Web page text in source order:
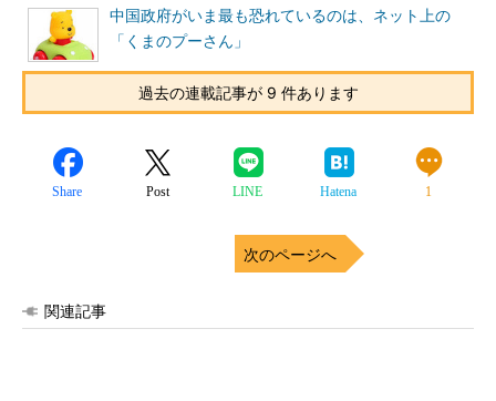
中国政府がいま最も恐れているのは、ネット上の
「くまのプーさん」
過去の連載記事が 9 件あります
Share Post LINE Hatena 1
次のページへ
関連記事